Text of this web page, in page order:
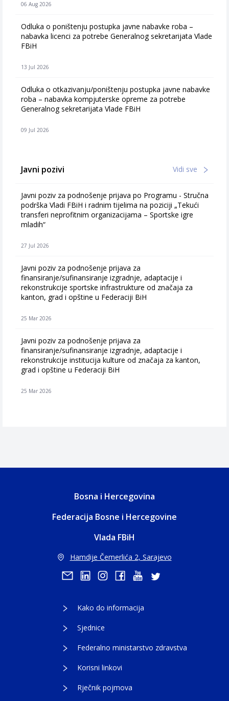
06 Aug 2026
Odluka o poništenju postupka javne nabavke roba –
nabavka licenci za potrebe Generalnog sekretarijata Vlade
FBiH
13 Jul 2026
Odluka o otkazivanju/poništenju postupka javne nabavke
roba – nabavka kompjuterske opreme za potrebe
Generalnog sekretarijata Vlade FBiH
09 Jul 2026
Javni pozivi Vidi sve
Javni poziv za podnošenje prijava po Programu - Stručna
podrška Vladi FBiH i radnim tijelima na poziciji „Tekući
transferi neprofitnim organizacijama – Sportske igre
mladih“
27 Jul 2026
Javni poziv za podnošenje prijava za
finansiranje/sufinansiranje izgradnje, adaptacije i
rekonstrukcije sportske infrastrukture od značaja za
kanton, grad i opštine u Federaciji BiH
25 Mar 2026
Javni poziv za podnošenje prijava za
finansiranje/sufinansiranje izgradnje, adaptacije i
rekonstrukcije institucija kulture od značaja za kanton,
grad i opštine u Federaciji BiH
25 Mar 2026
Bosna i Hercegovina
Federacija Bosne i Hercegovine
Vlada FBiH
Hamdije Čemerlića 2, Sarajevo
Kako do informacija
Sjednice
Federalno ministarstvo zdravstva
Korisni linkovi
Rječnik pojmova